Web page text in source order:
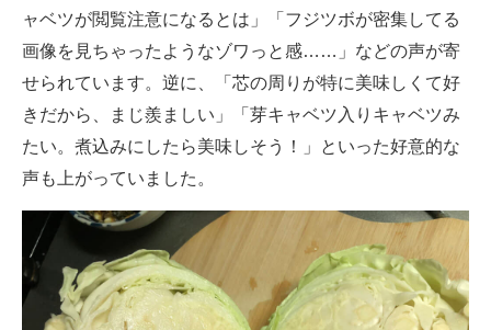
ャベツが閲覧注意になるとは」「フジツボが密集してる
画像を見ちゃったようなゾワっと感……」などの声が寄
せられています。逆に、「芯の周りが特に美味しくて好
きだから、まじ羨ましい」「芽キャベツ入りキャベツみ
たい。煮込みにしたら美味しそう！」といった好意的な
声も上がっていました。